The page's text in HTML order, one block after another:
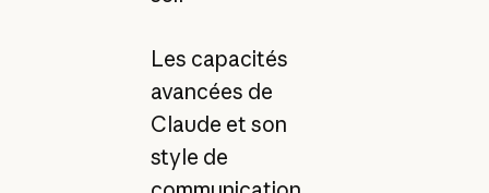
Les capacités
avancées de
Claude et son
style de